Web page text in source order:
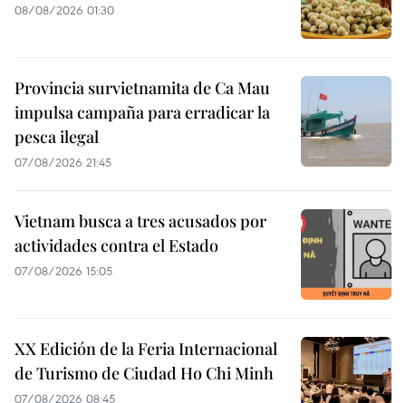
08/08/2026 01:30
Provincia survietnamita de Ca Mau
impulsa campaña para erradicar la
pesca ilegal
07/08/2026 21:45
Vietnam busca a tres acusados por
actividades contra el Estado
07/08/2026 15:05
XX Edición de la Feria Internacional
de Turismo de Ciudad Ho Chi Minh
07/08/2026 08:45